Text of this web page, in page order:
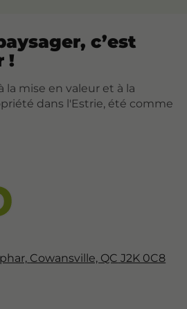
Cowansville, QC J2K 0C8
c’est
!
la mise en valeur et à la
dans l'Estrie, été comme